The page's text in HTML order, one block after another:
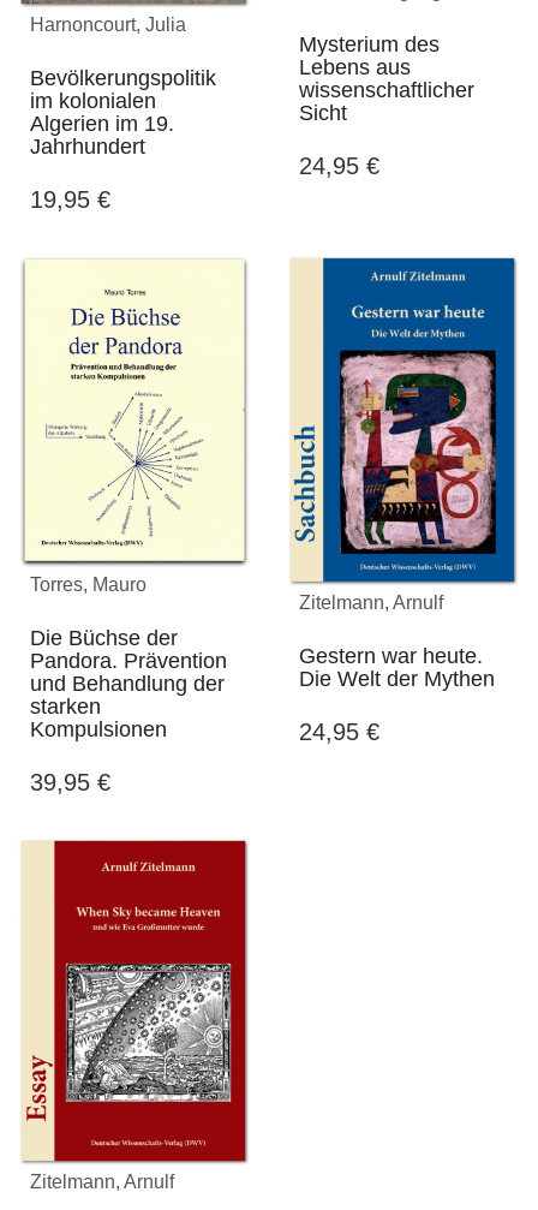
Harnoncourt, Julia
Bevölkerungspolitik
im kolonialen
Algerien im 19.
Jahrhundert
19,95 €
Mysterium des
Lebens aus
wissenschaftlicher
Sicht
24,95 €
Torres, Mauro
Die Büchse der
Pandora. Prävention
und Behandlung der
starken
Kompulsionen
39,95 €
Zitelmann, Arnulf
Gestern war heute.
Die Welt der Mythen
24,95 €
Zitelmann, Arnulf